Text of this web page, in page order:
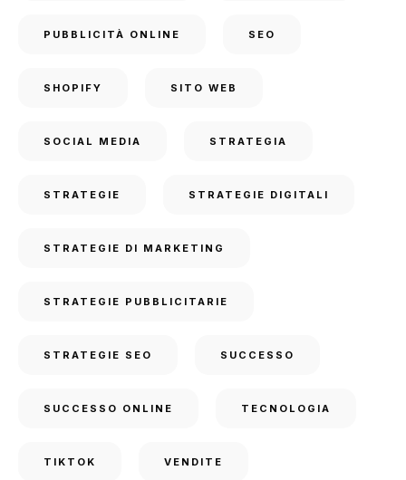
PUBBLICITÀ ONLINE SEO
SHOPIFY SITO WEB
SOCIAL MEDIA STRATEGIA
STRATEGIE STRATEGIE DIGITALI
STRATEGIE DI MARKETING
STRATEGIE PUBBLICITARIE
STRATEGIE SEO SUCCESSO
SUCCESSO ONLINE TECNOLOGIA
TIKTOK VENDITE